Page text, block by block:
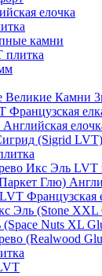
елочка
камни
плитка
Великие Камни
(Sigrid LVT)
Икс Эль LVT
Глю)
Французская
Эль (Stone XXL
Nuts XL
(Realwood